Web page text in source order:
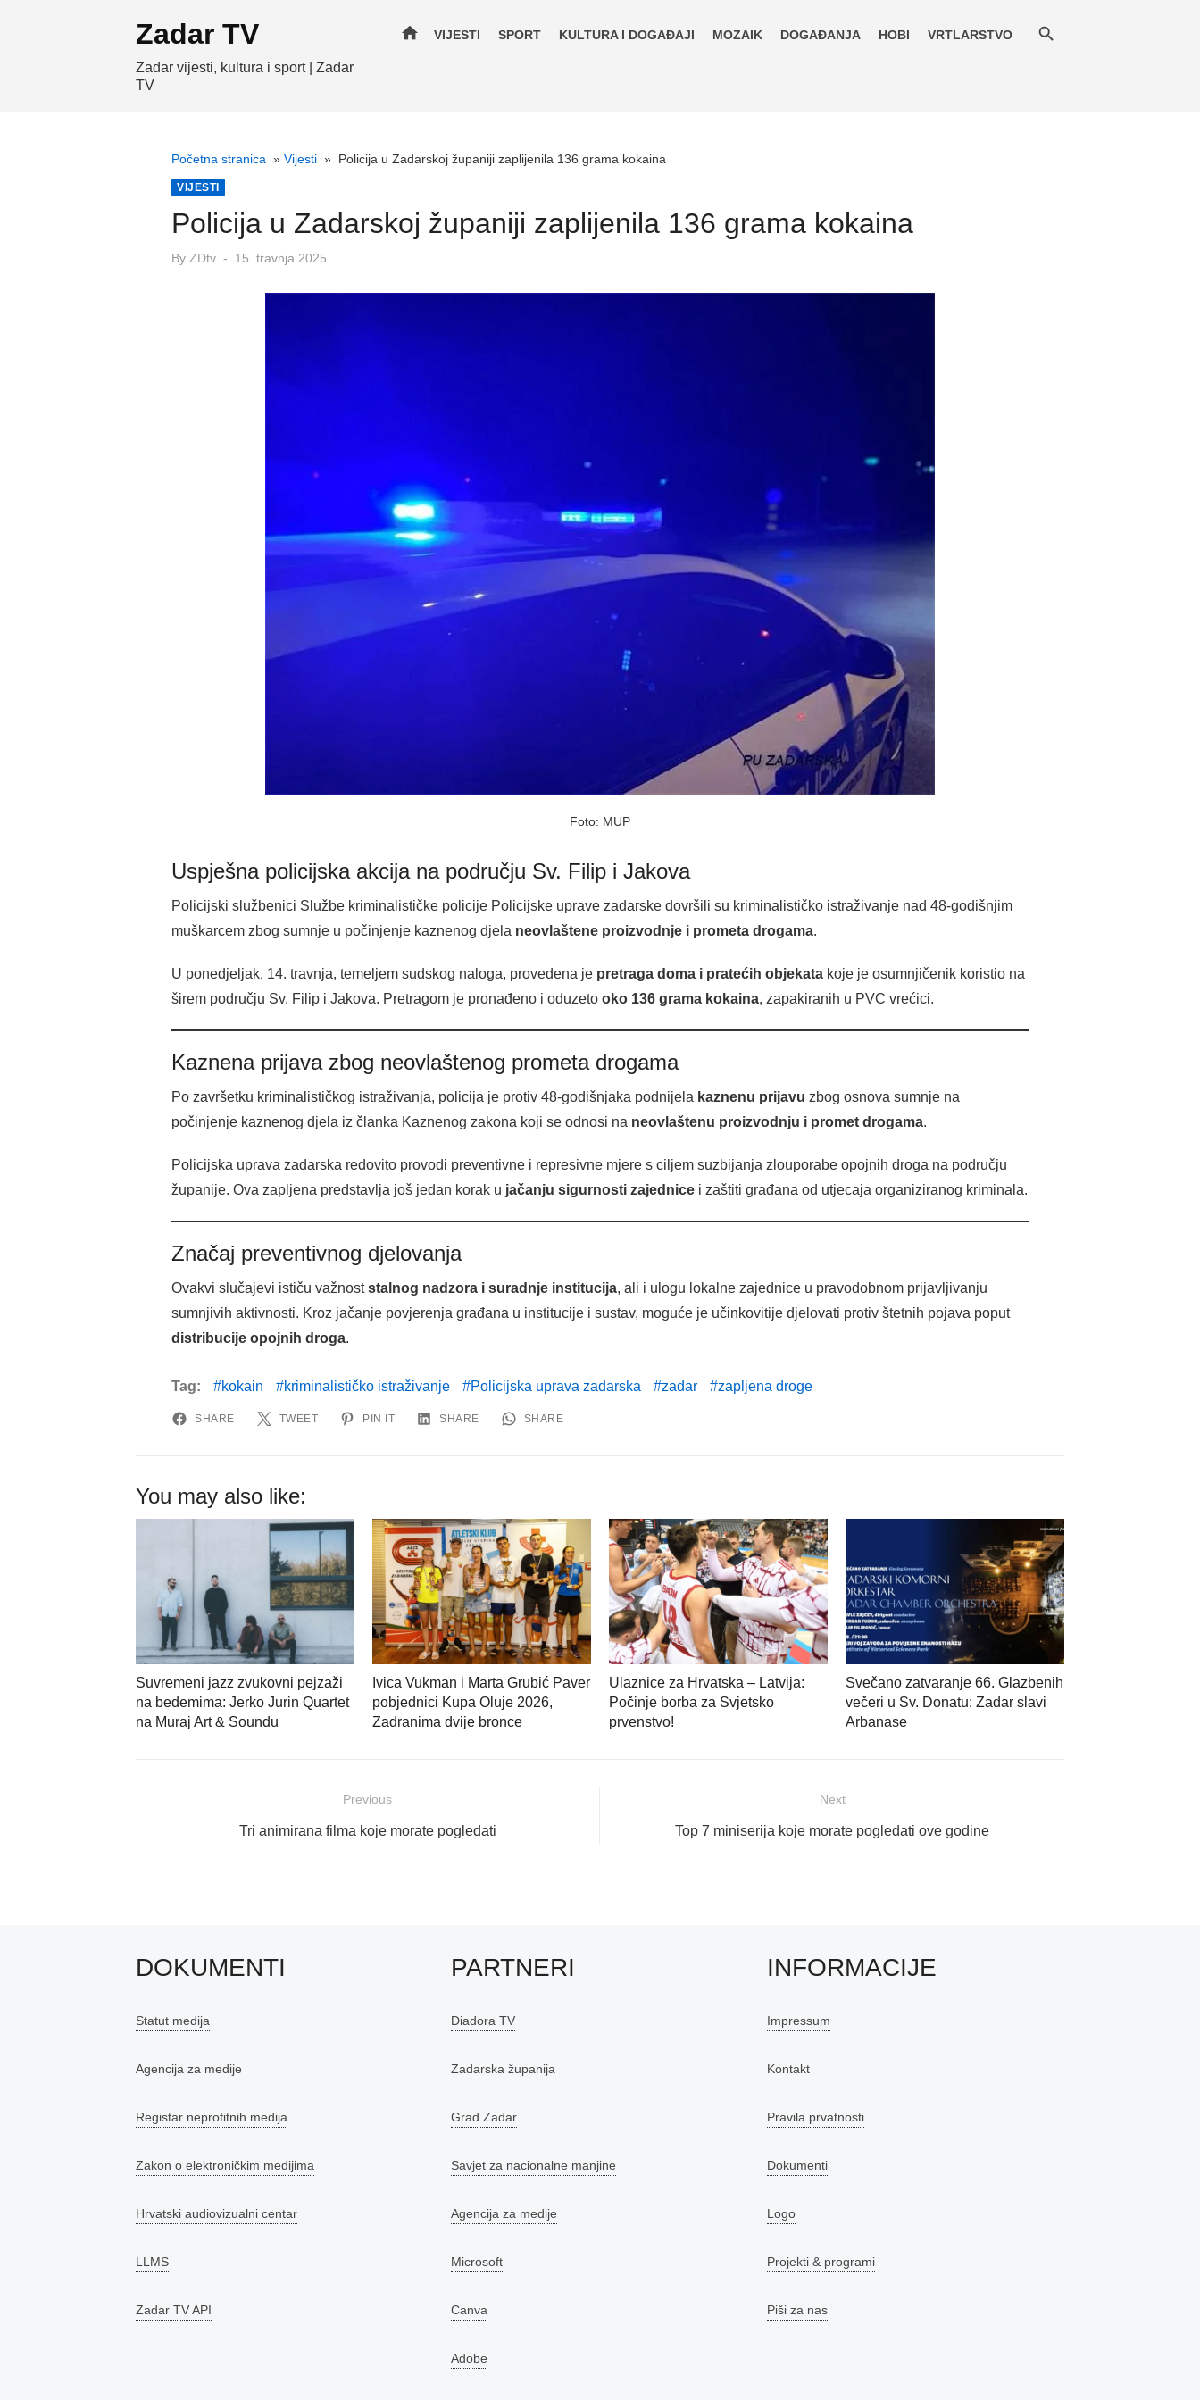
Zadar TV
Zadar vijesti, kultura i sport | Zadar
TV
home VIJESTI SPORT KULTURA I DOGAĐAJI MOZAIK DOGAĐANJA HOBI VRTLARSTVO
Početna stranica » Vijesti » Policija u Zadarskoj županiji zaplijenila 136 grama kokaina
VIJESTI
Policija u Zadarskoj županiji zaplijenila 136 grama kokaina
By ZDtv
Posted
15. travnja 2025.
Foto: MUP
Uspješna policijska akcija na području Sv. Filip i Jakova
Policijski službenici Službe kriminalističke policije Policijske uprave zadarske dovršili su kriminalističko istraživanje nad 48-godišnjim
muškarcem zbog sumnje u počinjenje kaznenog djela neovlaštene proizvodnje i prometa drogama.
U ponedjeljak, 14. travnja, temeljem sudskog naloga, provedena je pretraga doma i pratećih objekata koje je osumnjičenik koristio na
širem području Sv. Filip i Jakova. Pretragom je pronađeno i oduzeto oko 136 grama kokaina, zapakiranih u PVC vrećici.
Kaznena prijava zbog neovlaštenog prometa drogama
Po završetku kriminalističkog istraživanja, policija je protiv 48-godišnjaka podnijela kaznenu prijavu zbog osnova sumnje na
počinjenje kaznenog djela iz članka Kaznenog zakona koji se odnosi na neovlaštenu proizvodnju i promet drogama.
Policijska uprava zadarska redovito provodi preventivne i represivne mjere s ciljem suzbijanja zlouporabe opojnih droga na području
županije. Ova zapljena predstavlja još jedan korak u jačanju sigurnosti zajednice i zaštiti građana od utjecaja organiziranog kriminala.
Značaj preventivnog djelovanja
Ovakvi slučajevi ističu važnoststalnog nadzora i suradnje institucija, ali i ulogu lokalne zajednice u pravodobnom prijavljivanju
sumnjivih aktivnosti. Kroz jačanje povjerenja građana u institucije i sustav, moguće je učinkovitije djelovati protiv štetnih pojava poput
distribucije opojnih droga.
Tag: kokain kriminalističko istraživanje Policijska uprava zadarska zadar zapljena droge
SHARE TWEET PIN IT SHARE SHARE
You may also like:
Suvremeni jazz zvukovni pejzaži
na bedemima: Jerko Jurin Quartet
na Muraj Art & Soundu
Ivica Vukman i Marta Grubić Paver
pobjednici Kupa Oluje 2026,
Zadranima dvije bronce
Ulaznice za Hrvatska – Latvija:
Počinje borba za Svjetsko
prvenstvo!
Svečano zatvaranje 66. Glazbenih
večeri u Sv. Donatu: Zadar slavi
Arbanase
Previous
Previous
Tri animirana filma koje morate pogledati
Next
Next
Top 7 miniserija koje morate pogledati ove godine
DOKUMENTI
Statut medija
Agencija za medije
Registar neprofitnih medija
Zakon o elektroničkim medijima
Hrvatski audiovizualni centar
LLMS
Zadar TV API
PARTNERI
Diadora TV
Zadarska županija
Grad Zadar
Savjet za nacionalne manjine
Agencija za medije
Microsoft
Canva
Adobe
INFORMACIJE
Impressum
Kontakt
Pravila prvatnosti
Dokumenti
Logo
Projekti & programi
Piši za nas